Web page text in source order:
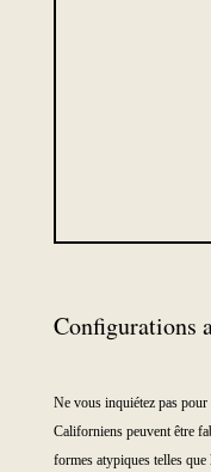
Configurations
Ne vous inquiétez pas
Californiens peuvent être
formes atypiques telles que